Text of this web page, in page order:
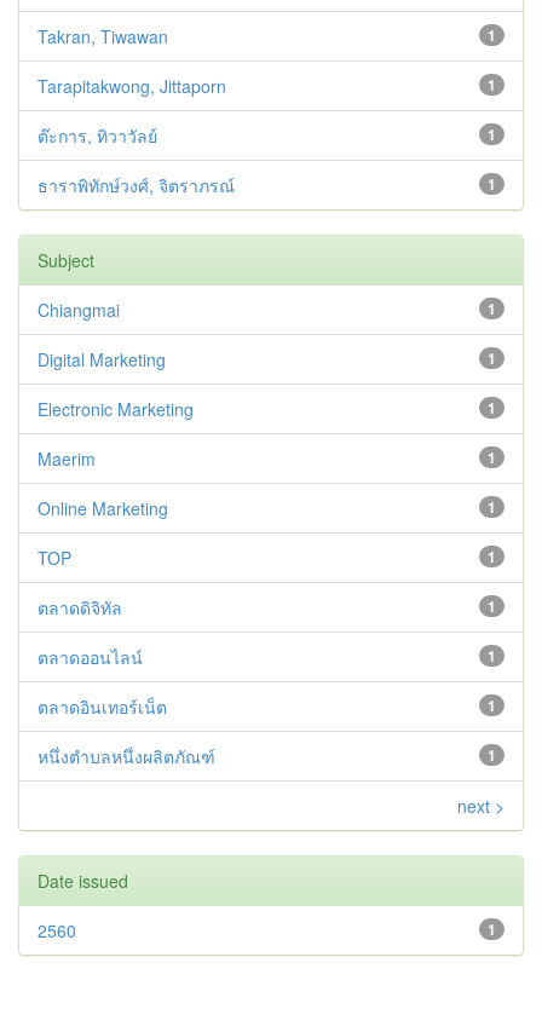
1
Takran, Tiwawan
1
Tarapitakwong, Jittaporn
1
ต๊ะการ, ทิวาวัลย์
1
ธาราพิทักษ์วงศ์, จิตราภรณ์
Subject
1
Chiangmai
1
Digital Marketing
1
Electronic Marketing
1
Maerim
1
Online Marketing
1
TOP
1
ตลาดดิจิทัล
1
ตลาดออนไลน์
1
ตลาดอินเทอร์เน็ต
1
หนึ่งตำบลหนึ่งผลิตภัณฑ์
next >
Date issued
1
2560